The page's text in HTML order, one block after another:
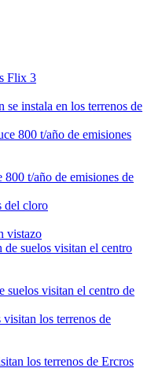
se instala en los terrenos de
t/año de emisiones de
vistazo
suelos visitan el centro de
los terrenos de Ercros